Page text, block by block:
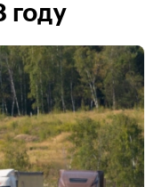
году